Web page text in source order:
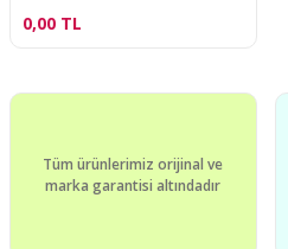
0,00 TL
Tüm ürünlerimiz orijinal ve
marka garantisi altındadır